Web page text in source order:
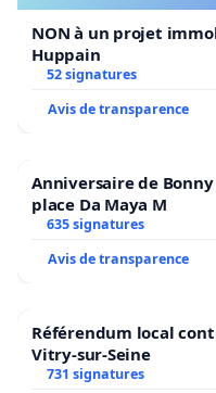
NON à un projet
Huppain
52 signatures
Avis de transparence
Anniversaire de
place Da Maya M
635 signatures
Avis de transparence
Référendum local
Vitry-sur-Seine
731 signatures